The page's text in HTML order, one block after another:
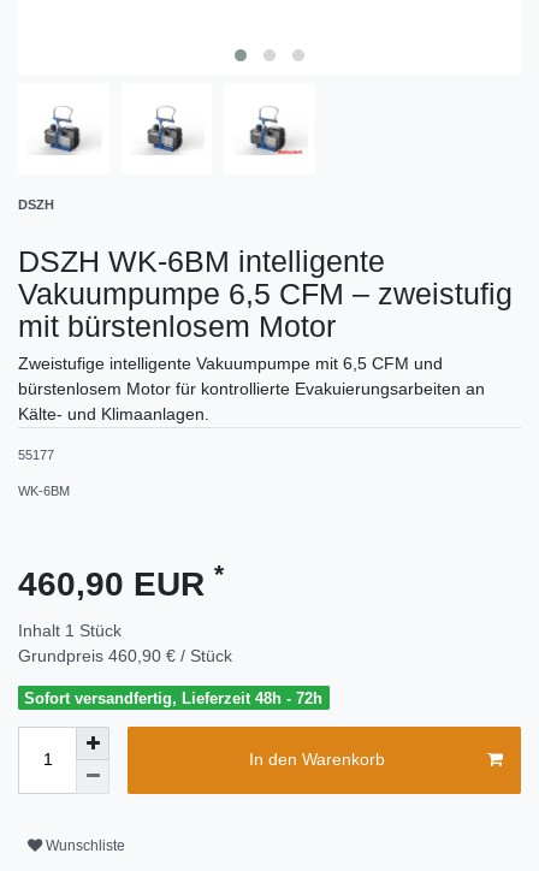
DSZH
DSZH WK-6BM intelligente
Vakuumpumpe 6,5 CFM – zweistufig
mit bürstenlosem Motor
Zweistufige intelligente Vakuumpumpe mit 6,5 CFM und
bürstenlosem Motor für kontrollierte Evakuierungsarbeiten an
Kälte- und Klimaanlagen.
55177
WK-6BM
460,90 EUR *
Inhalt 1 Stück
Grundpreis 460,90 € / Stück
Sofort versandfertig, Lieferzeit 48h - 72h
In den Warenkorb
Wunschliste